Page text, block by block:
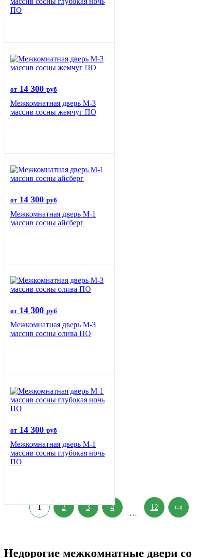
ПО
от 14 300 руб
Межкомнатная дверь М-3
массив сосны жемчуг ПО
от 14 300 руб
Межкомнатная дверь М-1
массив сосны айсберг
от 14 300 руб
Межкомнатная дверь М-3
массив сосны олива ПО
от 14 300 руб
Межкомнатная дверь М-1
массив сосны глубокая ночь
ПО
1 2 3 4
…
12
Недорогие межкомнатные двери со